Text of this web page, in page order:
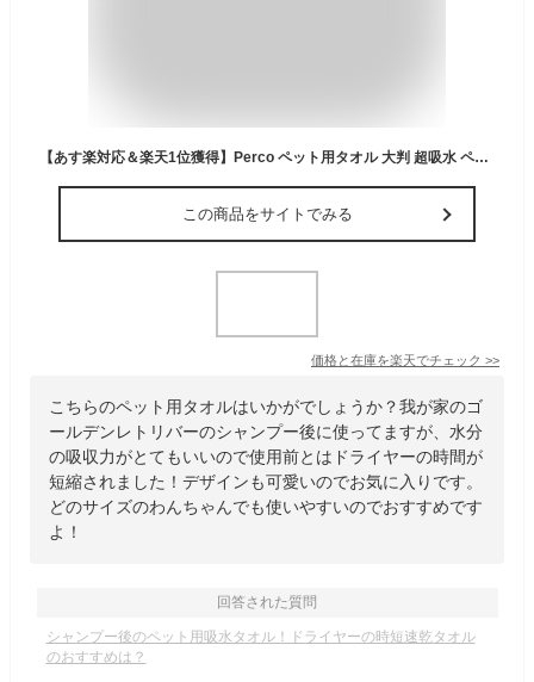
【あす楽対応＆楽天1位獲得】Perco ペット用タオル 大判 超吸水 ペットタオル 犬タオル 厚手 マイクロファイバー 犬 猫 体拭き 大型犬対応 (75cmx127cm)
この商品をサイトでみる
価格と在庫を楽天でチェック >>
こちらのペット用タオルはいかがでしょうか？我が家のゴ
ールデンレトリバーのシャンプー後に使ってますが、水分
の吸収力がとてもいいので使用前とはドライヤーの時間が
短縮されました！デザインも可愛いのでお気に入りです。
どのサイズのわんちゃんでも使いやすいのでおすすめです
よ！
回答された質問
シャンプー後のペット用吸水タオル！ドライヤーの時短速乾タオル
のおすすめは？